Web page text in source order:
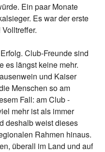
Ein paar Monate
Es war der erste
Club-Freunde sind
es längst keine mehr.
und Kaiser
Menschen so am
Fall: am Club -
mehr ist als immer
deshalb weist dieses
Rahmen hinaus.
überall im Land und auf